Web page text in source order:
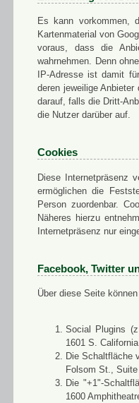
Es kann vorkommen,
Kartenmaterial von
voraus, dass die
wahrnehmen. Denn
IP-Adresse ist damit
deren jeweilige
darauf, falls die Dritt-
die Nutzer darüber auf.
Cookies
Diese Internetpräsenz
ermöglichen die
Person zuordenbar.
Näheres hierzu
Internetpräsenz nur
Facebook, Twitter
Über diese Seite
Social Plugins
1601 S.
Die Schaltfläche
Folsom St.,
Die "+1"-
1600